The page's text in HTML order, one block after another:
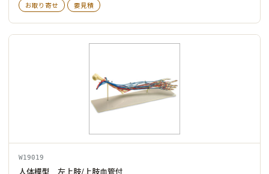
お取り寄せ 要見積
W19019
人体模型 左上肢/上肢血管付